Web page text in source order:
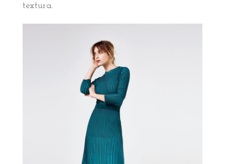
textura.